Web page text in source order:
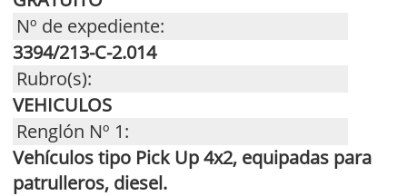
Nº de expediente:
3394/213-C-2.014
Rubro(s):
VEHICULOS
Renglón Nº 1:
Vehículos tipo Pick Up 4x2, equipadas para
patrulleros, diesel.